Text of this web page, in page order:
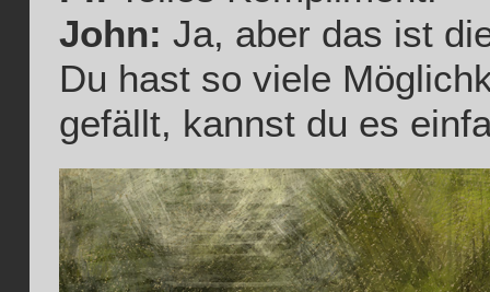
John: Ja, aber das ist
Du hast so viele
gefällt, kannst du es